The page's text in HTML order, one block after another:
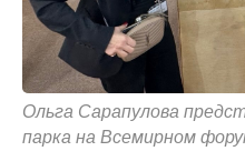
Ольга Сарапулова
парка на Всемирном